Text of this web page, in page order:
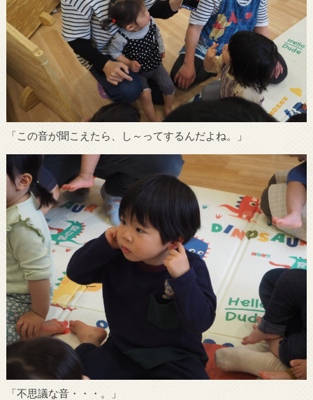
「この音が聞こえたら、し～ってするんだよね。」
「不思議な音・・・。」